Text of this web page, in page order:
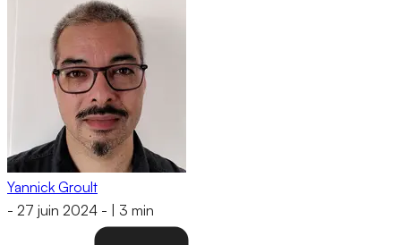
Yannick Groult
- 27 juin 2024 - 3 min